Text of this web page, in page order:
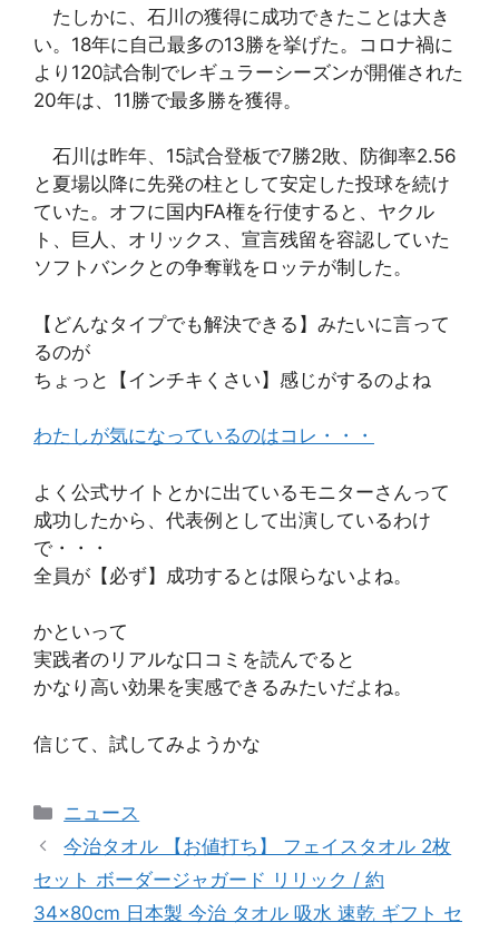
たしかに、石川の獲得に成功できたことは大き
い。18年に自己最多の13勝を挙げた。コロナ禍に
より120試合制でレギュラーシーズンが開催された
20年は、11勝で最多勝を獲得。
石川は昨年、15試合登板で7勝2敗、防御率2.56
と夏場以降に先発の柱として安定した投球を続け
ていた。オフに国内FA権を行使すると、ヤクル
ト、巨人、オリックス、宣言残留を容認していた
ソフトバンクとの争奪戦をロッテが制した。
【どんなタイプでも解決できる】みたいに言って
るのが
ちょっと【インチキくさい】感じがするのよね
わたしが気になっているのはコレ・・・
よく公式サイトとかに出ているモニターさんって
成功したから、代表例として出演しているわけ
で・・・
全員が【必ず】成功するとは限らないよね。
かといって
実践者のリアルな口コミを読んでると
かなり高い効果を実感できるみたいだよね。
信じて、試してみようかな
カ
テ
ゴ
リ
ー
ニュース
今治タオル 【お値打ち】 フェイスタオル 2枚
セット ボーダージャガード リリック / 約
34×80cm 日本製 今治 タオル 吸水 速乾 ギフト セ